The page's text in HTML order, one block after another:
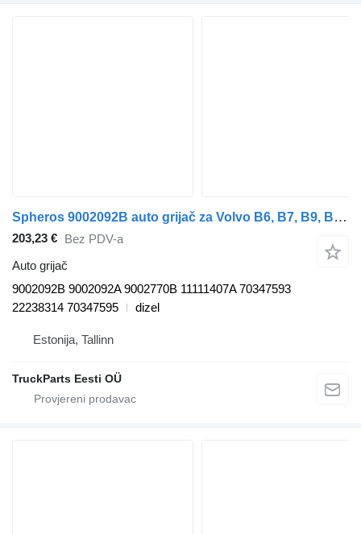
Spheros 9002092B auto grijač za Volvo B6, B7, B9, B10, B12 bus (1978-2011) autobusa
203,23 €
Bez PDV-a
Auto grijač
9002092B 9002092A 9002770B 11111407A 70347593
22238314 70347595
dizel
Estonija, Tallinn
TruckParts Eesti OÜ